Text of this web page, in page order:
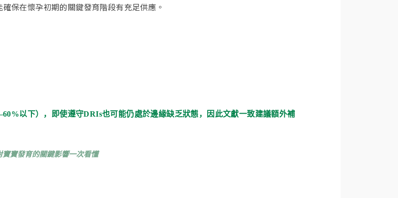
保在懷孕初期的關鍵發育階段有充足供應。
以下），即使遵守DRIs也可能仍處於邊緣缺乏狀態，因此文獻一致建議額外補
寶發育的關鍵影響一次看懂